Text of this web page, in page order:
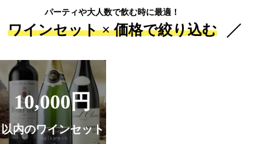
パーティや大人数で飲む時に最適！
ワインセット ×価格で絞り込む
10,000円
以内のワインセット